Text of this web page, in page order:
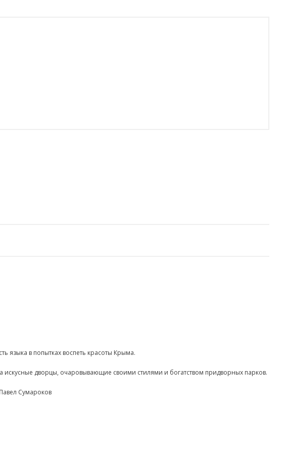
языка в попытках воспеть красоты Крыма.
дворцы, очаровывающие своими стилями и богатством придворных парков.
Сумароков